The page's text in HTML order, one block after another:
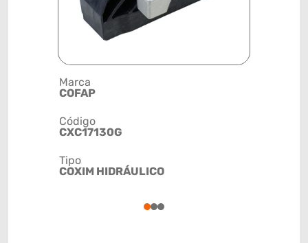
Marca
COFAP
Código
CXC17130G
Tipo
COXIM HIDRÁULICO
123